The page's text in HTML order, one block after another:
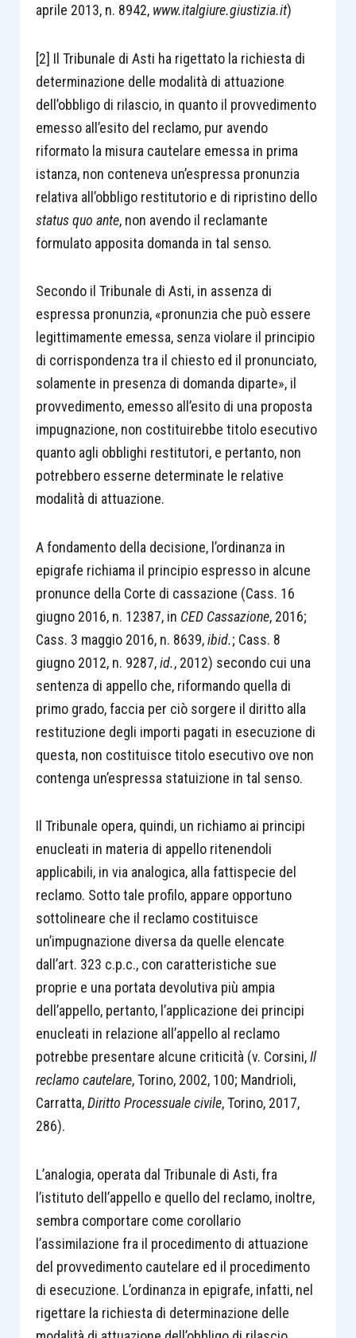
aprile 2013, n. 8942,www.italgiure.giustizia.it)
[2] Il Tribunale di Asti ha rigettato la richiesta di
determinazione delle modalità di attuazione
dell’obbligo di rilascio, in quanto il provvedimento
emesso all’esito del reclamo, pur avendo
riformato la misura cautelare emessa in prima
istanza, non conteneva un’espressa pronunzia
relativa all’obbligo restitutorio e di ripristino dello
status quo ante, non avendo il reclamante
formulato apposita domanda in tal senso.
Secondo il Tribunale di Asti, in assenza di
espressa pronunzia, «pronunzia che può essere
legittimamente emessa, senza violare il principio
di corrispondenza tra il chiesto ed il pronunciato,
solamente in presenza di domanda diparte», il
provvedimento, emesso all’esito di una proposta
impugnazione, non costituirebbe titolo esecutivo
quanto agli obblighi restitutori, e pertanto, non
potrebbero esserne determinate le relative
modalità di attuazione.
A fondamento della decisione, l’ordinanza in
epigrafe richiama il principio espresso in alcune
pronunce della Corte di cassazione (Cass. 16
giugno 2016, n. 12387, in CED Cassazione, 2016;
Cass. 3 maggio 2016, n. 8639,ibid.; Cass. 8
giugno 2012, n. 9287,id., 2012) secondo cui una
sentenza di appello che, riformando quella di
primo grado, faccia per ciò sorgere il diritto alla
restituzione degli importi pagati in esecuzione di
questa, non costituisce titolo esecutivo ove non
contenga un’espressa statuizione in tal senso.
Il Tribunale opera, quindi, un richiamo ai principi
enucleati in materia di appello ritenendoli
applicabili, in via analogica, alla fattispecie del
reclamo. Sotto tale profilo, appare opportuno
sottolineare che il reclamo costituisce
un’impugnazione diversa da quelle elencate
dall’art. 323 c.p.c., con caratteristiche sue
proprie e una portata devolutiva più ampia
dell’appello, pertanto, l’applicazione dei principi
enucleati in relazione all’appello al reclamo
potrebbe presentare alcune criticità (v. Corsini,Il
reclamo cautelare, Torino, 2002, 100; Mandrioli,
Carratta,Diritto Processuale civile, Torino, 2017,
286).
L’analogia, operata dal Tribunale di Asti, fra
l’istituto dell’appello e quello del reclamo, inoltre,
sembra comportare come corollario
l’assimilazione fra il procedimento di attuazione
del provvedimento cautelare ed il procedimento
di esecuzione. L’ordinanza in epigrafe, infatti, nel
rigettare la richiesta di determinazione delle